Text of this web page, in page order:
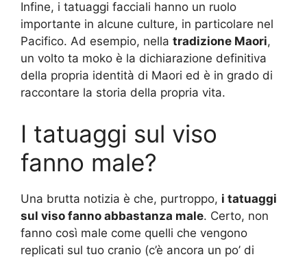
Infine, i tatuaggi facciali hanno un ruolo
importante in alcune culture, in particolare nel
Pacifico. Ad esempio, nella tradizione Maori,
un volto ta moko è la dichiarazione definitiva
della propria identità di Maori ed è in grado di
raccontare la storia della propria vita.
I tatuaggi sul viso
fanno male?
Una brutta notizia è che, purtroppo, i tatuaggi
sul viso fanno abbastanza male. Certo, non
fanno così male come quelli che vengono
replicati sul tuo cranio (c’è ancora un po’ di